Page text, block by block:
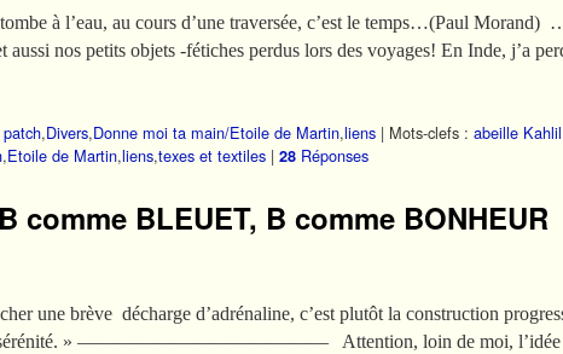
au cours d’une traversée, c’est le temps…(Paul
petits objets -fétiches perdus lors des voyages! En Inde, j’a
,Divers,Donne moi ta main/Etoile de Martin,liens | Mots-clefs : abeille Kahlil
,Etoile de Martin,liens,texes et textiles | 28 Réponses
comme BLEUET, B comme BONHEUR
une brève décharge d’adrénaline, c’est plutôt la construction
de sérénité. » ————————————— Attention, loin de moi, l’idée